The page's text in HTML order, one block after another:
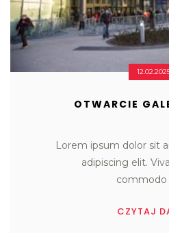
OTWARCIE
Lorem ipsum dolor sit
adipiscing elit.
commodo
CZYTAJ